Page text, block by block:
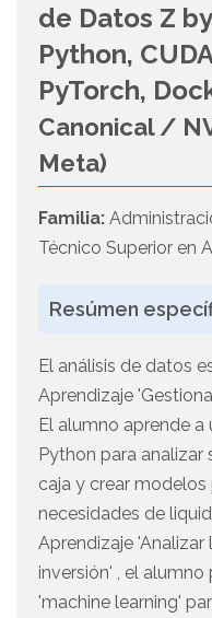
de Datos Z
Python,
PyTorch,
Canonical /
Meta)
Familia:
Técnico Superior en
Resúmen
El análisis de datos
Aprendizaje
El alumno aprende
Python para
caja y crear
necesidades de
Aprendizaje
inversión' , el
'machine learning'